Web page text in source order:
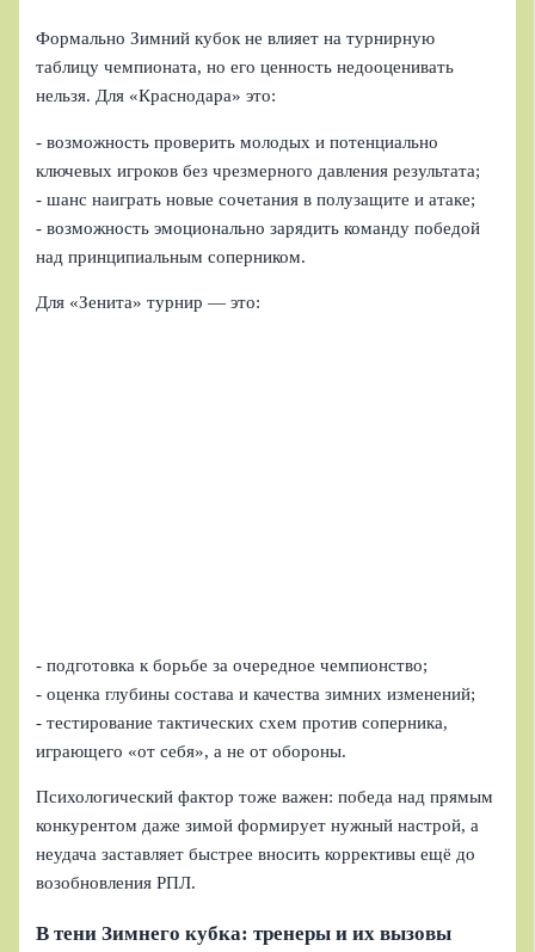
Формально Зимний кубок не влияет на турнирную
таблицу чемпионата, но его ценность недооценивать
нельзя. Для «Краснодара» это:
- возможность проверить молодых и потенциально
ключевых игроков без чрезмерного давления результата;
- шанс наиграть новые сочетания в полузащите и атаке;
- возможность эмоционально зарядить команду победой
над принципиальным соперником.
Для «Зенита» турнир — это:
- подготовка к борьбе за очередное чемпионство;
- оценка глубины состава и качества зимних изменений;
- тестирование тактических схем против соперника,
играющего «от себя», а не от обороны.
Психологический фактор тоже важен: победа над прямым
конкурентом даже зимой формирует нужный настрой, а
неудача заставляет быстрее вносить коррективы ещё до
возобновления РПЛ.
В тени Зимнего кубка: тренеры и их вызовы